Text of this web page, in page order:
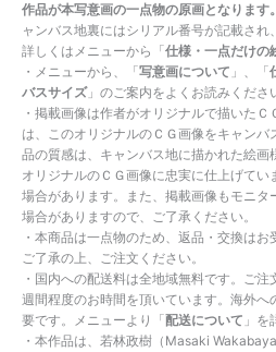
作品が本写意画の一点物の原画となります。
ャンバス地裏にはシリアル番号が記載され
詳しくはメニューから「仕様・一点だけの
・メニューから、「写意画について 」、「
バスサイズ」のご案内をよくお読みくださ
・掲載画像は作者がオリジナルで描いた
は、このオリジナルのＣＧ画像をキャン
品の質感は、キャンバス地に描かれた絵画
オリジナルのＣＧ画像に忠実に仕上げて
場合があります。また、掲載画像もモニタ
場合がありますので、ご了承ください。
・本商品は一点物のため、返品・交換は
ご了承の上、ご注文ください。
・国内への配送料は全地域無料です。ご
週間程度のお時間を頂いています。海外
要です。メニューより「配送について 」を
・本作品は、若林政樹（Masaki